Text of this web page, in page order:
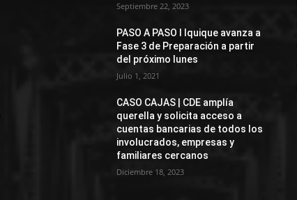
Septiembre 22, 2023
PASO A PASO I Iquique avanza a
Fase 3 de Preparación a partir
del próximo lunes
Julio 1, 2021
CASO CAJAS | CDE amplía
querella y solicita acceso a
cuentas bancarias de todos los
involucrados, empresas y
familiares cercanos
Diciembre 18, 2023